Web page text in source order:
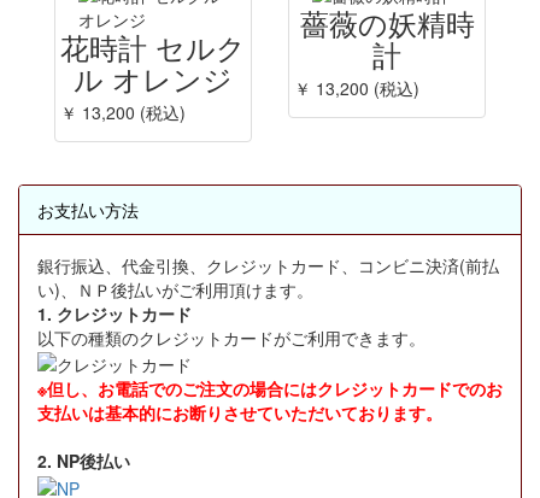
花時計 セルク
ル オレンジ
￥ 13,200 (税込)
薔薇の妖精時
計
￥ 13,200 (税込)
お支払い方法
銀行振込、代金引換、クレジットカード、コンビニ決済(前払
い)、ＮＰ後払いがご利用頂けます。
1. クレジットカード
以下の種類のクレジットカードがご利用できます。
※但し、お電話でのご注文の場合にはクレジットカードでのお
支払いは基本的にお断りさせていただいております。
2. NP後払い